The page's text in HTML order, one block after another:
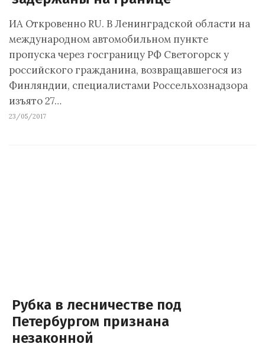
ИА Откровенно RU. В Ленинградской области на
международном автомобильном пункте
пропуска через госграницу РФ Светогорск у
российского гражданина, возвращавшегося из
Финляндии, специалистами Россельхознадзора
изъято 27…
23/05/2017
Рубка в лесничестве под
Петербургом признана
незаконной